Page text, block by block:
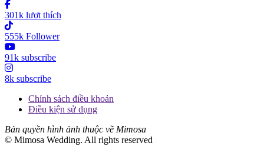
301k lượt thích
555k Follower
91k subscribe
8k subscribe
Chính sách điều khoản
Điều kiện sử dụng
Bản quyền hình ảnh thuộc về Mimosa
© Mimosa Wedding. All rights reserved